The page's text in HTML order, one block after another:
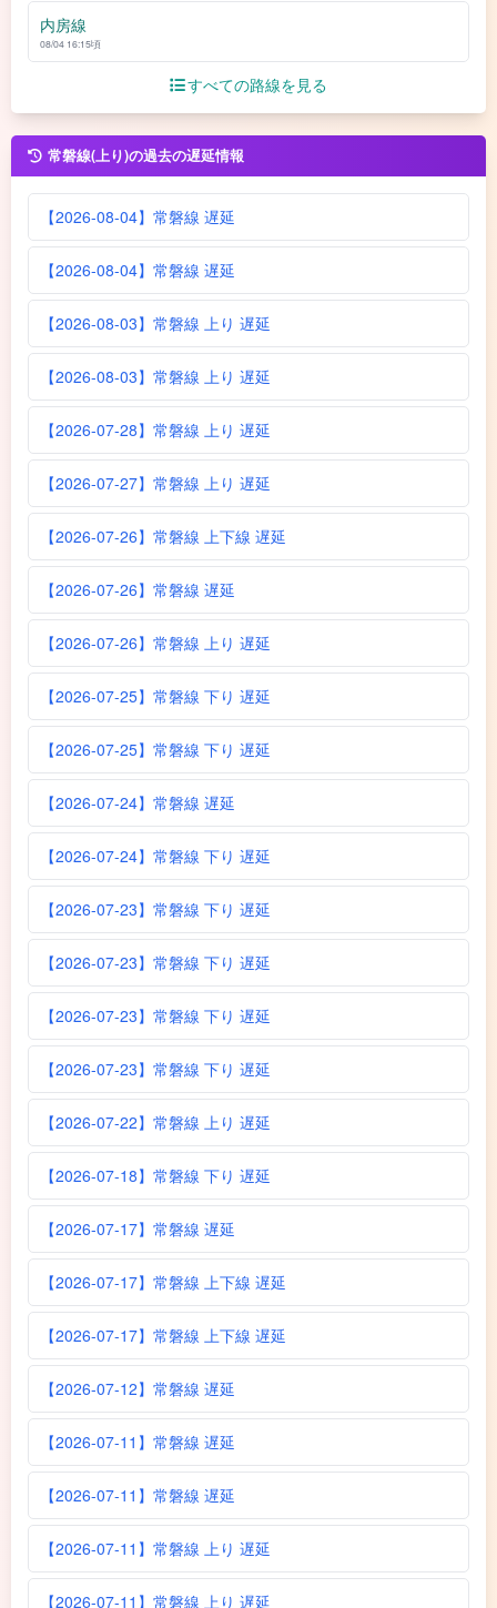
内房線
08/04 16:15頃
すべての路線を見る
常磐線(上り)の過去の遅延情報
【2026-08-04】常磐線 遅延
【2026-08-04】常磐線 遅延
【2026-08-03】常磐線 上り 遅延
【2026-08-03】常磐線 上り 遅延
【2026-07-28】常磐線 上り 遅延
【2026-07-27】常磐線 上り 遅延
【2026-07-26】常磐線 上下線 遅延
【2026-07-26】常磐線 遅延
【2026-07-26】常磐線 上り 遅延
【2026-07-25】常磐線 下り 遅延
【2026-07-25】常磐線 下り 遅延
【2026-07-24】常磐線 遅延
【2026-07-24】常磐線 下り 遅延
【2026-07-23】常磐線 下り 遅延
【2026-07-23】常磐線 下り 遅延
【2026-07-23】常磐線 下り 遅延
【2026-07-23】常磐線 下り 遅延
【2026-07-22】常磐線 上り 遅延
【2026-07-18】常磐線 下り 遅延
【2026-07-17】常磐線 遅延
【2026-07-17】常磐線 上下線 遅延
【2026-07-17】常磐線 上下線 遅延
【2026-07-12】常磐線 遅延
【2026-07-11】常磐線 遅延
【2026-07-11】常磐線 遅延
【2026-07-11】常磐線 上り 遅延
【2026-07-11】常磐線 上り 遅延